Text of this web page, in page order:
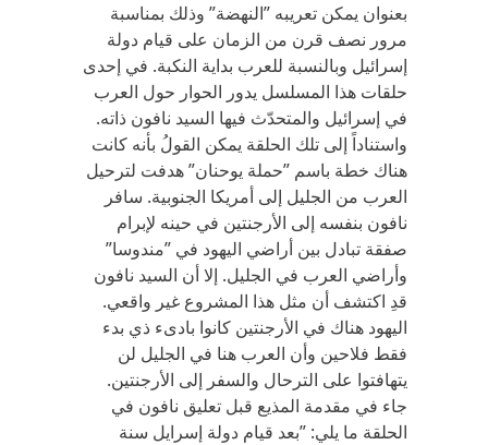
بعنوان يمكن تعريبه ”النهضة” وذلك بمناسبة
مرور نصف قرن من الزمان على قيام دولة
إسرائيل وبالنسبة للعرب بداية النكبة. في إحدى
حلقات هذا المسلسل يدور الحوار حول العرب
في إسرائيل والمتحدّث فيها السيد نافون ذاته.
واستناداً إلى تلك الحلقة يمكن القولُ بأنه كانت
هناك خطة باسم ”حملة يوحنان” هدفت لترحيل
العرب من الجليل إلى أمريكا الجنوبية. سافر
نافون بنفسه إلى الأرجنتين في حينه لإبرام
صفقة تبادل بين أراضي اليهود في ”مندوسا”
وأراضي العرب في الجليل. إلا أن السيد نافون
قدِ اكتشف أن مثل هذا المشروع غير واقعي.
اليهود هناك في الأرجنتين كانوا بادىء ذي بدء
فقط فلاحين وأن العرب هنا في الجليل لن
يتهافتوا على الترحال والسفر إلى الأرجنتين.
جاء في مقدمة المذيع قبل تعليق نافون في
الحلقة ما يلي: ”بعد قيام دولة إسرايل سنة